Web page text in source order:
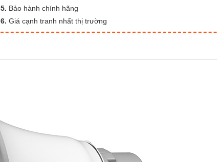
5. Bảo hành chính hãng
6. Giá cạnh tranh nhất thị trường